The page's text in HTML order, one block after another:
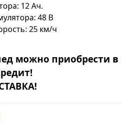
12 Ач.
48 В
25 км/ч
можно приобрести в
!